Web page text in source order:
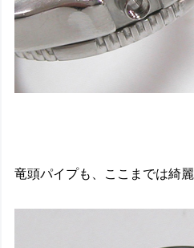
竜頭パイプも、ここまでは綺麗